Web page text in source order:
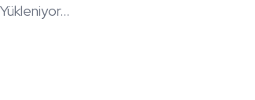
Yükleniyor...